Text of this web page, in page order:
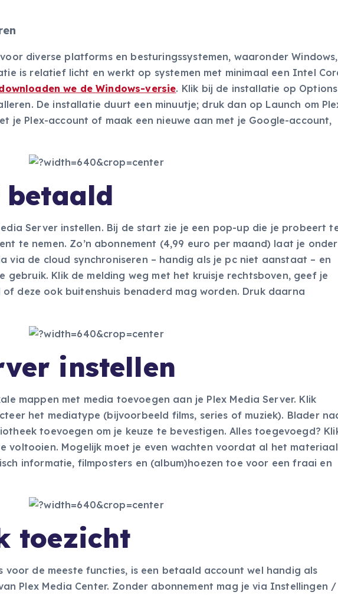
diverse platforms en besturingssystemen, waaronder Windows,
is relatief licht en werkt op systemen met minimaal een Intel
we de Windows-versie. Klik bij de installatie op
De installatie duurt een minuutje; druk dan op Launch om
je Plex-account of maak een nieuwe aan met je Google-account,
Server instellen. Bij de start zie je een pop-up die je probeert
te nemen. Zo’n abonnement (4,99 euro per maand) laat je onder
via de cloud synchroniseren – handig als je pc niet aanstaat – en
gebruik. Klik de melding weg met het kruisje rechtsboven, geef je
deze ook buitenshuis benaderd mag worden. Druk daarna
instellen
mappen met media toevoegen aan je Plex Media Server. Klik
het mediatype (bijvoorbeeld films, series of muziek). Blader
toevoegen om je keuze te bevestigen. Alles toegevoegd?
voltooien. Mogelijk moet je even wachten voordat al het
informatie, filmposters en (album)hoezen toe voor een fraai en
toezicht
voor de meeste functies, is een betaald account wel handig als
Plex Media Center. Zonder abonnement mag je via Instellingen /